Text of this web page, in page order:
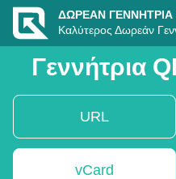
ΔΩΡΕΆΝ ΓΕΝΝΉΤΡΙΑ
Καλύτερος Δωρεάν
Γεννήτρια
URL
vCard